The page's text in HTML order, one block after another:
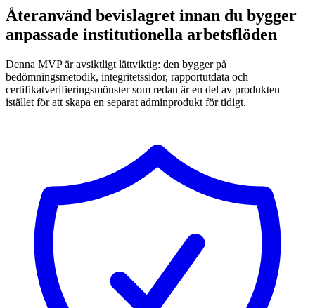
Återanvänd bevislagret innan du bygger
anpassade institutionella arbetsflöden
Denna MVP är avsiktligt lättviktig: den bygger på
bedömningsmetodik, integritetssidor, rapportutdata och
certifikatverifieringsmönster som redan är en del av produkten
istället för att skapa en separat adminprodukt för tidigt.